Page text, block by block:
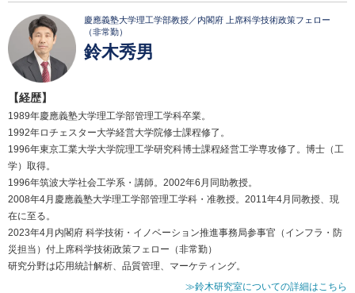
慶應義塾大学理工学部教授／内閣府 上席科学技術政策フェロー
（非常勤）
鈴木秀男
【経歴】
1989年慶應義塾大学理工学部管理工学科卒業。
1992年ロチェスター大学経営大学院修士課程修了。
1996年東京工業大学大学院理工学研究科博士課程経営工学専攻修了。博士（工
学）取得。
1996年筑波大学社会工学系・講師。2002年6月同助教授。
2008年4月慶應義塾大学理工学部管理工学科・准教授。2011年4月同教授、現
在に至る。
2023年4月内閣府 科学技術・イノベーション推進事務局参事官（インフラ・防
災担当）付上席科学技術政策フェロー（非常勤）
研究分野は応用統計解析、品質管理、マーケティング。
≫鈴木研究室についての詳細はこちら